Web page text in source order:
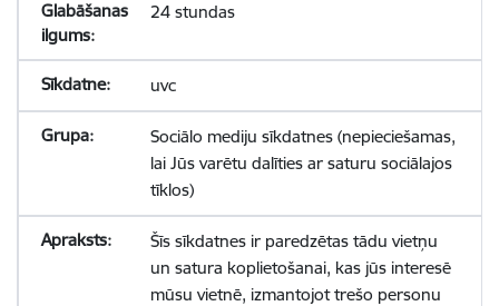
24 stundas
uvc
Sociālo mediju sīkdatnes (nepieciešamas,
lai Jūs varētu dalīties ar saturu sociālajos
tīklos)
Šīs sīkdatnes ir paredzētas tādu vietņu
un satura koplietošanai, kas jūs interesē
mūsu vietnē, izmantojot trešo personu